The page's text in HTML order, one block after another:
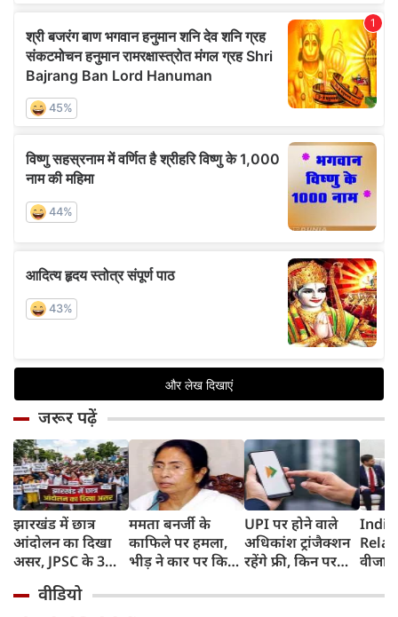
जरूर पढ़ें
झारखंड में छात्र
आंदोलन का दिखा
असर, JPSC के 3
इस्‍तीफा, प्रदर्शन को
ममता बनर्जी के
काफिले पर हमला,
भीड़ ने कार पर किया
पुलिस पर लगा यह
UPI पर होने वाले
अधिकांश ट्रांजैक्शन
रहेंगे फ्री, किन पर
ने दिया बड़ा अपडेट
वीजा
वीडियो